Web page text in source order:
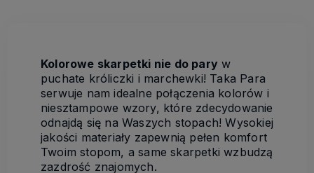
Kolorowe skarpetki nie do pary w
puchate króliczki i marchewki! Taka Para
serwuje nam idealne połączenia kolorów i
niesztampowe wzory, które zdecydowanie
odnajdą się na Waszych stopach! Wysokiej
jakości materiały zapewnią pełen komfort
Twoim stopom, a same skarpetki wzbudzą
zazdrość znajomych.